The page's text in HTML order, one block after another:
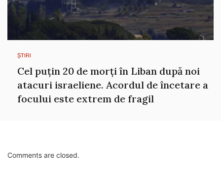
ȘTIRI
Cel puțin 20 de morți în Liban după noi
atacuri israeliene. Acordul de încetare a
focului este extrem de fragil
Comments are closed.